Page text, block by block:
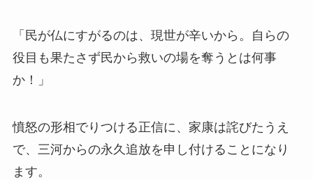
「民が仏にすがるのは、現世が辛いから。自らの
役目も果たさず民から救いの場を奪うとは何事
か！」
憤怒の形相でりつける正信に、家康は詫びたうえ
で、三河からの永久追放を申し付けることになり
ます。